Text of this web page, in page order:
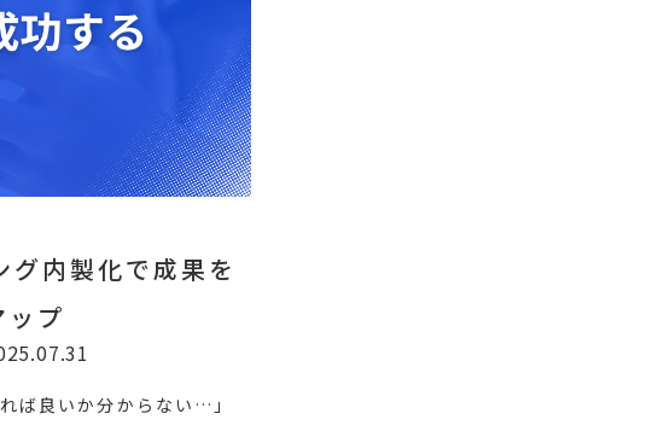
グ内製化で成果を
プ
ば良いか分からない…」